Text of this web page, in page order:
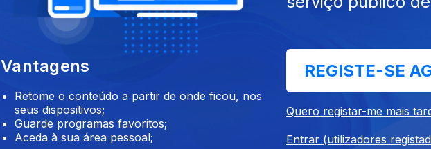
Ep. 10 09 mai. 2024
Mundial à Portuguesa
Vantagens
Retome o conteúdo a partir de onde ficou, nos
seus dispositivos;
Guarde programas favoritos;
Aceda à sua área pessoal;
REGISTE-SE
Quero registar-me mais
Entrar (utilizadores